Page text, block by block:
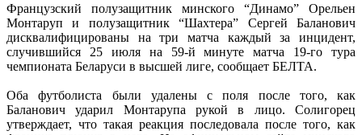
Французский полузащитник минского “Динамо” Орельен
Монтаруп и полузащитник “Шахтера” Сергей Баланович
дисквалифицированы на три матча каждый за инцидент,
случившийся 25 июля на 59-й минуте матча 19-го тура
чемпионата Беларуси в высшей лиге, сообщает БЕЛТА.
Оба футболиста были удалены с поля после того, как
Баланович ударил Монтарупа рукой в лицо. Солигорец
утверждает, что такая реакция последовала после того, как